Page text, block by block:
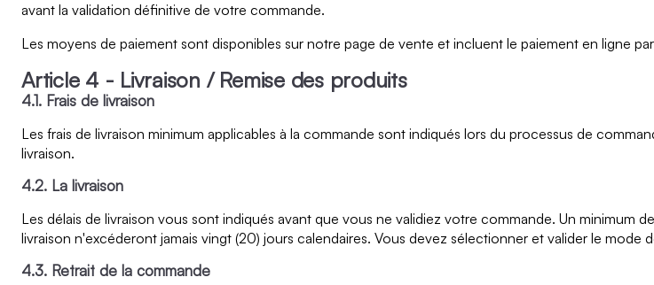
avant la validation définitive de votre commande.
Les moyens de paiement sont disponibles sur notre page de vente et incluent le paiement en ligne
Article 4 - Livraison / Remise des produits
4.1. Frais de livraison
Les frais de livraison minimum applicables à la commande sont indiqués lors du processus de
livraison.
4.2. La livraison
Les délais de livraison vous sont indiqués avant que vous ne validiez votre commande. Un minimum
livraison n'excéderont jamais vingt (20) jours calendaires. Vous devez sélectionner et valider le mode
4.3. Retrait de la commande